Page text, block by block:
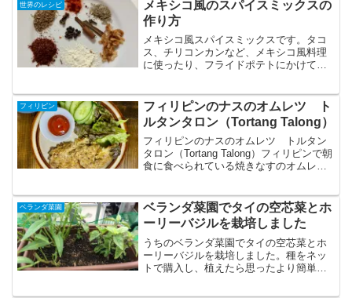
分)うど...
世界のレシピ
メキシコ風のスパイスミックスの
作り方
メキシコ風スパイスミックスです。タコ
ス、チリコンカンなど、メキシコ風料理
に使ったり、フライドポテトにかけても
さじ1/3シナモン1 1/2本ブラックペッパー
大さじ1...
フィリピン
フィリピンのナスのオムレツ ト
ルタンタロン（Tortang Talong）
フィリピンのナスのオムレツ トルタン
タロン（Tortang Talong）フィリピンで朝
食に食べられている焼きなすのオムレツ
じたので、フィリピンでもポピュラーな
玉ねぎと...
ベランダ菜園
ベランダ菜園でタイの空芯菜とホ
ーリーバジルを栽培しました
うちのベランダ菜園でタイの空芯菜とホ
ーリーバジルを栽培しました。種をネッ
トで購入し、植えたら思ったより簡単に